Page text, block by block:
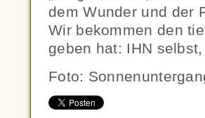
dem Wunder und der
Wir bekommen den
geben hat: IHN
Foto: